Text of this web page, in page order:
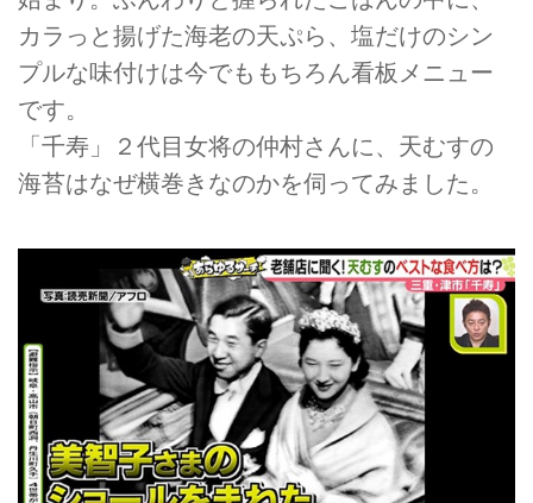
カラっと揚げた海老の天ぷら、塩だけのシン
プルな味付けは今でももちろん看板メニュー
です。
「千寿」２代目女将の仲村さんに、天むすの
海苔はなぜ横巻きなのかを伺ってみました。